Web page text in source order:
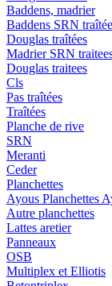
Baddens, madrier
Baddens SRN
Douglas traîtées
Madrier SRN
Douglas traitees
Cls
Pas traîtées
Traîtées
Planche de rive
SRN
Meranti
Ceder
Planchettes
Ayous Planchettes
Autre planchettes
Lattes aretier
Panneaux
OSB
Multiplex et Elliotis